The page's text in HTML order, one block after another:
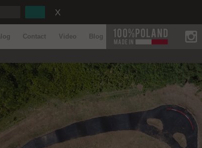
Contact Video Blog
instagram